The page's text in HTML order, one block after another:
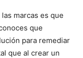
marcas es que
que
para remediar
que al crear un